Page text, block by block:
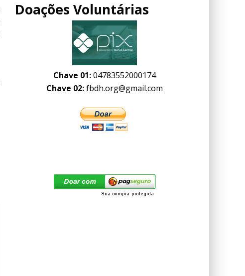
Doações Voluntárias
Chave 01:04783552000174
Chave 02:fbdh.org@gmail.com